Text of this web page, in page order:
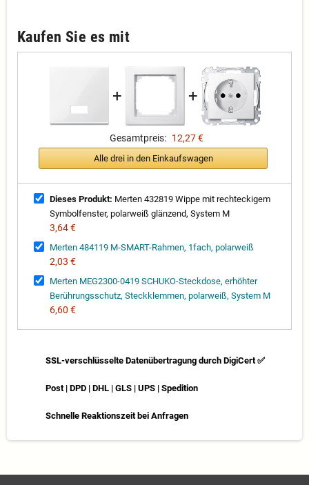
Kaufen Sie es mit
+ +
Gesamtpreis: 12,27 €
Alle drei in den Einkaufswagen
Dieses Produkt: Merten 432819 Wippe mit rechteckigem
Symbolfenster, polarweiß glänzend, System M
3,64 €
Merten 484119 M-SMART-Rahmen, 1fach, polarweiß
2,03 €
Merten MEG2300-0419 SCHUKO-Steckdose, erhöhter
Berührungsschutz, Steckklemmen, polarweiß, System M
6,60 €
SSL-verschlüsselte Datenübertragung durch DigiCert ✅
Post | DPD | DHL | GLS | UPS | Spedition
Schnelle Reaktionszeit bei Anfragen